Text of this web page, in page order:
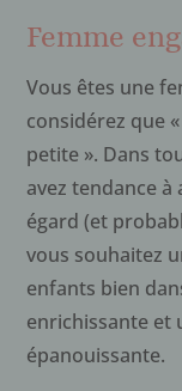
Femme
Vous êtes une
considérez que
petite ». Dans
avez tendance
égard (et
vous souhaitez
enfants bien
enrichissante et
épanouissante.